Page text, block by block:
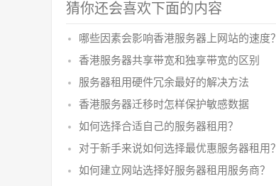
猜你还会喜欢下面的内容
哪些因素会影响香港服务器上网站的速度？
香港服务器共享带宽和独享带宽的区别
服务器租用硬件冗余最好的解决方法
香港服务器迁移时怎样保护敏感数据
如何选择合适自己的服务器租用？
对于新手来说如何选择最优惠服务器租用？
如何建立网站选择好服务器租用服务商？